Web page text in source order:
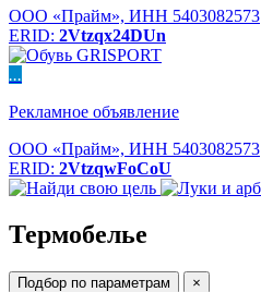
ООО «Прайм», ИНН 5403082573
ERID: 2Vtzqx24DUn
...
Рекламное объявление
ООО «Прайм», ИНН 5403082573
ERID: 2VtzqwFoCoU
Термобелье
Подбор по параметрам ×